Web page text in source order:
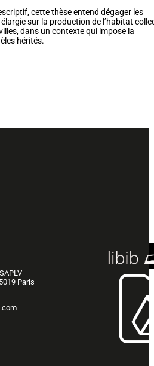
cette thèse entend dégager les
élargie sur la production de l’habitat
dans un contexte qui impose la
hérités.
Paris